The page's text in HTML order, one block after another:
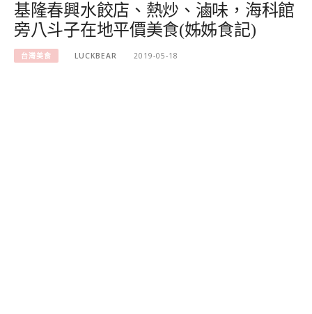
基隆春興水餃店、熱炒、滷味，海科館
旁八斗子在地平價美食(姊姊食記)
台灣美食 LUCKBEAR 2019-05-18